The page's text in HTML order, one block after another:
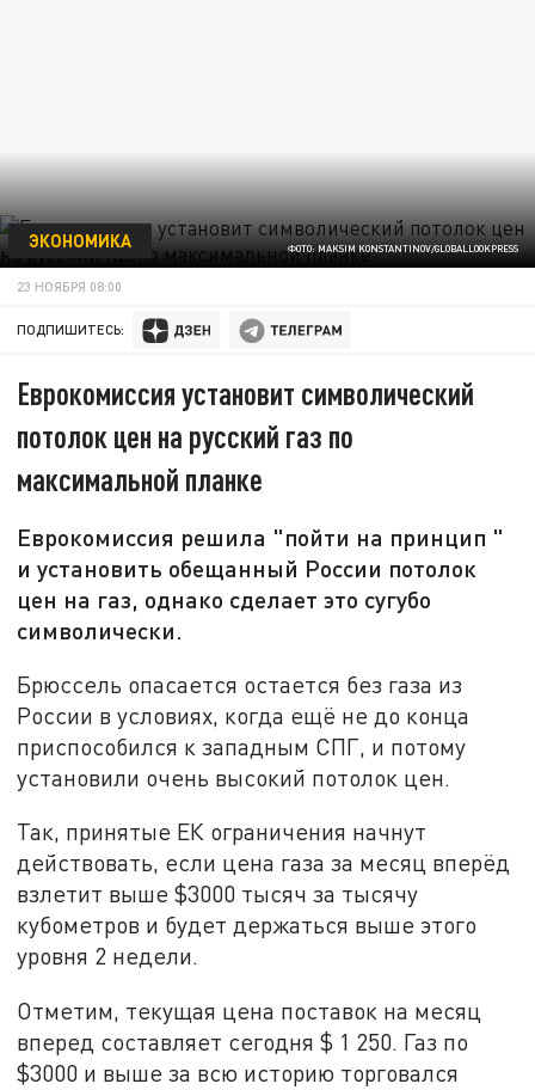
ФОТО: MAKSIM KONSTANTINOV/GLOBALLOOKPRESS
ЭКОНОМИКА
23 НОЯБРЯ 08:00
ПОДПИШИТЕСЬ:
Еврокомиссия установит символический
потолок цен на русский газ по
максимальной планке
Еврокомиссия решила "пойти на принцип "
и установить обещанный России потолок
цен на газ, однако сделает это сугубо
символически.
Брюссель опасается остается без газа из
России в условиях, когда ещё не до конца
приспособился к западным СПГ, и потому
установили очень высокий потолок цен.
Так, принятые ЕК ограничения начнут
действовать, если цена газа за месяц вперёд
взлетит выше $3000 тысяч за тысячу
кубометров и будет держаться выше этого
уровня 2 недели.
Отметим, текущая цена поставок на месяц
вперед составляет сегодня $ 1 250. Газ по
$3000 и выше за всю историю торговался